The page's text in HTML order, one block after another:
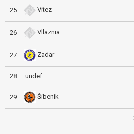
25 Vitez
26 Vllaznia
27 Zadar
28 undef
29 Šibenik